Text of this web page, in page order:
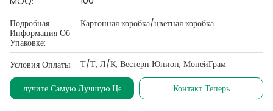
Подробная
Информация Об
Упаковке:
Картонная коробка/цветная коробка
Условия Оплаты:
Т/Т, Л/К, Вестерн Юнион, МонейГрам
Получите Самую Лучшую Цену
Контакт Теперь